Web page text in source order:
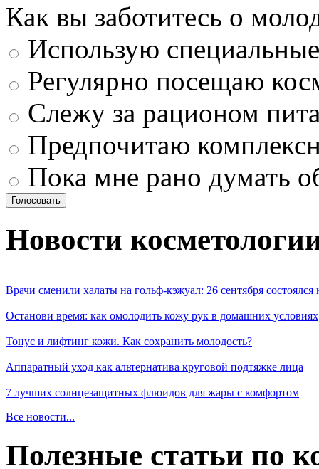
Как вы заботитесь о
Использую
Регулярно посещаю
Слежу за рационом
Предпочитаю
Пока мне рано думать
Новости
Врачи сменили халаты на гольф-кэжуал: 26 сентября
Останови время: как омолодить кожу рук в домашних условиях
Тонус и лифтинг кожи. Как сохранить молодость?
Аппаратный уход как альтернатива круговой подтяжке лица
7 лучших солнцезащитных флюидов для жары с комфортом
Все новости...
Полезные статьи по